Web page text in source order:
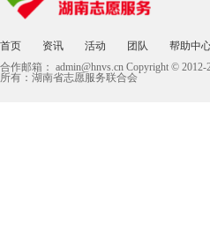
首页 资讯 活动 团队
帮助中
合作邮箱： admin@hnvs.cn Copyright © 2012-
所有：湖南省志愿服务联合会